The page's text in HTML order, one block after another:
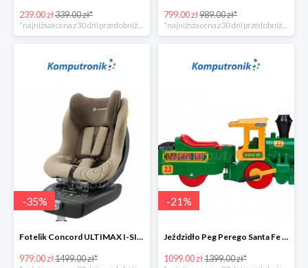
239.00 zł339.00 zł*
*najniższa cena z 30 dni przed obniżką
799.00 zł989.00 zł*
*najniższa cena z 30 dni przed obniżką
-35%
Fotelik Concord ULTIMAX I-SIZE w super cenie
979.00 zł1499.00 zł*
-21%
Jeździdło Peg Perego Santa Fe Train
1099.00 zł1399.00 zł*